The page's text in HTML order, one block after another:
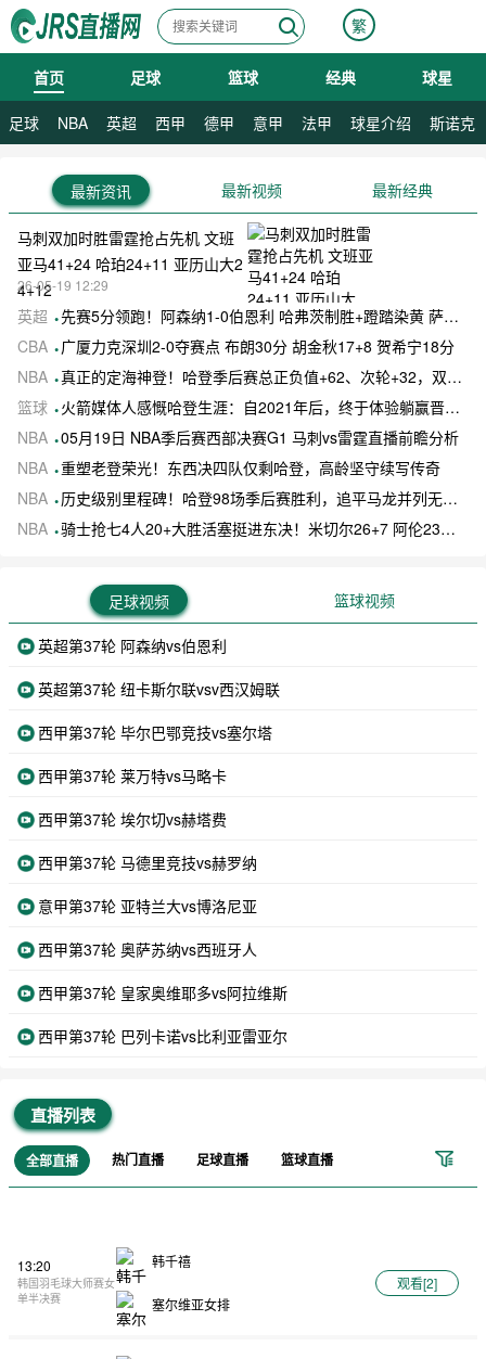
繁
首页 足球 篮球 经典 球星
足球 NBA 英超 西甲 德甲 意甲 法甲 球星介绍 斯诺克
最新资讯 最新视频 最新经典
马刺双加时胜雷霆抢占先机 文班
亚马41+24 哈珀24+11 亚历山大2
4+12
26-05-19 12:29
英超
先赛5分领跑！阿森纳1-0伯恩利 哈弗茨制胜+蹬踏染黄 萨卡献助攻
CBA
广厦力克深圳2-0夺赛点 布朗30分 胡金秋17+8 贺希宁18分
NBA 真正的定海神登！哈登季后赛总正负值+62、次轮+32，双数据领跑骑士全队
篮球
火箭媒体人感慨哈登生涯：自2021年后，终于体验躺赢晋级滋味
NBA 05月19日 NBA季后赛西部决赛G1 马刺vs雷霆直播前瞻分析
NBA 重塑老登荣光！东西决四队仅剩哈登，高龄坚守续写传奇
NBA
历史级别里程碑！哈登98场季后赛胜利，追平马龙并列无冠球员历史第一
NBA 骑士抢七4人20+大胜活塞挺进东决！米切尔26+7 阿伦23分 梅里尔23分 詹金斯17分
足球视频 篮球视频
英超第37轮 阿森纳vs伯恩利
英超第37轮 纽卡斯尔联vsv西汉姆联
西甲第37轮 毕尔巴鄂竞技vs塞尔塔
西甲第37轮 莱万特vs马略卡
西甲第37轮 埃尔切vs赫塔费
西甲第37轮 马德里竞技vs赫罗纳
意甲第37轮 亚特兰大vs博洛尼亚
西甲第37轮 奥萨苏纳vs西班牙人
西甲第37轮 皇家奥维耶多vs阿拉维斯
西甲第37轮 巴列卡诺vs比利亚雷亚尔
直播列表
全部直播 热门直播 足球直播 篮球直播
08月08日 星期六
13:20
韩国羽毛球大师赛女
单半决赛
韩千禧
塞尔维亚女排
观看[2]